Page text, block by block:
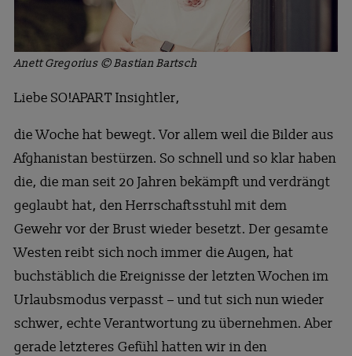
Anett Gregorius © Bastian Bartsch
Liebe SO!APART Insightler,
die Woche hat bewegt. Vor allem weil die Bilder aus
Afghanistan bestürzen. So schnell und so klar haben
die, die man seit 20 Jahren bekämpft und verdrängt
geglaubt hat, den Herrschaftsstuhl mit dem
Gewehr vor der Brust wieder besetzt. Der gesamte
Westen reibt sich noch immer die Augen, hat
buchstäblich die Ereignisse der letzten Wochen im
Urlaubsmodus verpasst – und tut sich nun wieder
schwer, echte Verantwortung zu übernehmen. Aber
gerade letzteres Gefühl hatten wir in den